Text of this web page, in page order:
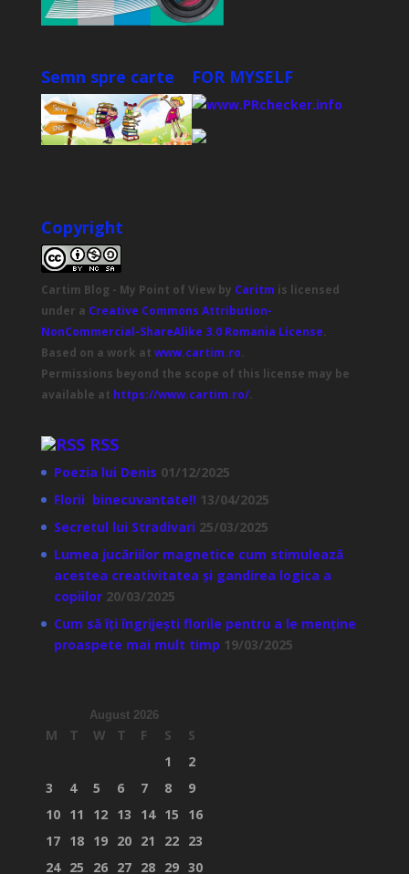
Semn spre carte FOR MYSELF
Copyright
Cartim Blog - My Point of Viewby Caritm is licensed
under a Creative Commons Attribution-
NonCommercial-ShareAlike 3.0 Romania License.
Based on a work at www.cartim.ro.
Permissions beyond the scope of this license may be
available at https://www.cartim.ro/.
RSS
Poezia lui Denis 01/12/2025
Florii binecuvantate!! 13/04/2025
Secretul lui Stradivari 25/03/2025
Lumea jucăriilor magnetice cum stimulează
acestea creativitatea și gandirea logica a
copiilor 20/03/2025
Cum să îți îngrijești florile pentru a le menține
proaspete mai mult timp 19/03/2025
August 2026
M T W T F S
S
1
2
3
4 5 6 7 8
9
10 11 12 13 14 15
16
17 18 19 20 21 22 23
24 25 26 27 28 29 30